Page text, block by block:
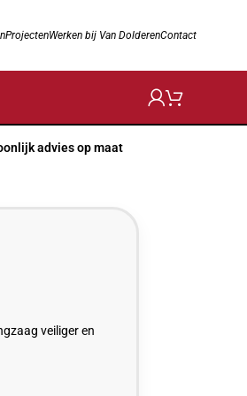
ProjectenWerken bij Van DolderenContact
advies op maat
veiliger en